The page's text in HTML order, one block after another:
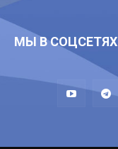
МЫ В СОЦСЕТЯХ